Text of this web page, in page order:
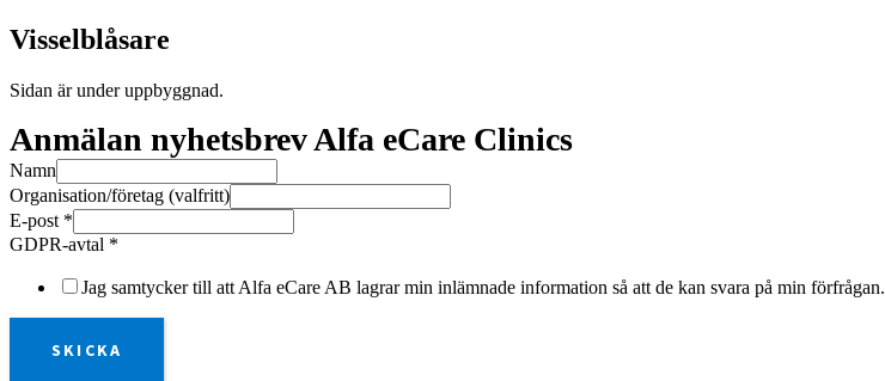
Visselblåsare
Sidan är under uppbyggnad.
Anmälan nyhetsbrev Alfa eCare Clinics
Namn
Organisation/företag (valfritt)
E-post *
GDPR-avtal *
Jag samtycker till att Alfa eCare AB lagrar min inlämnade information så att de kan svara på min förfrågan.
SKICKA